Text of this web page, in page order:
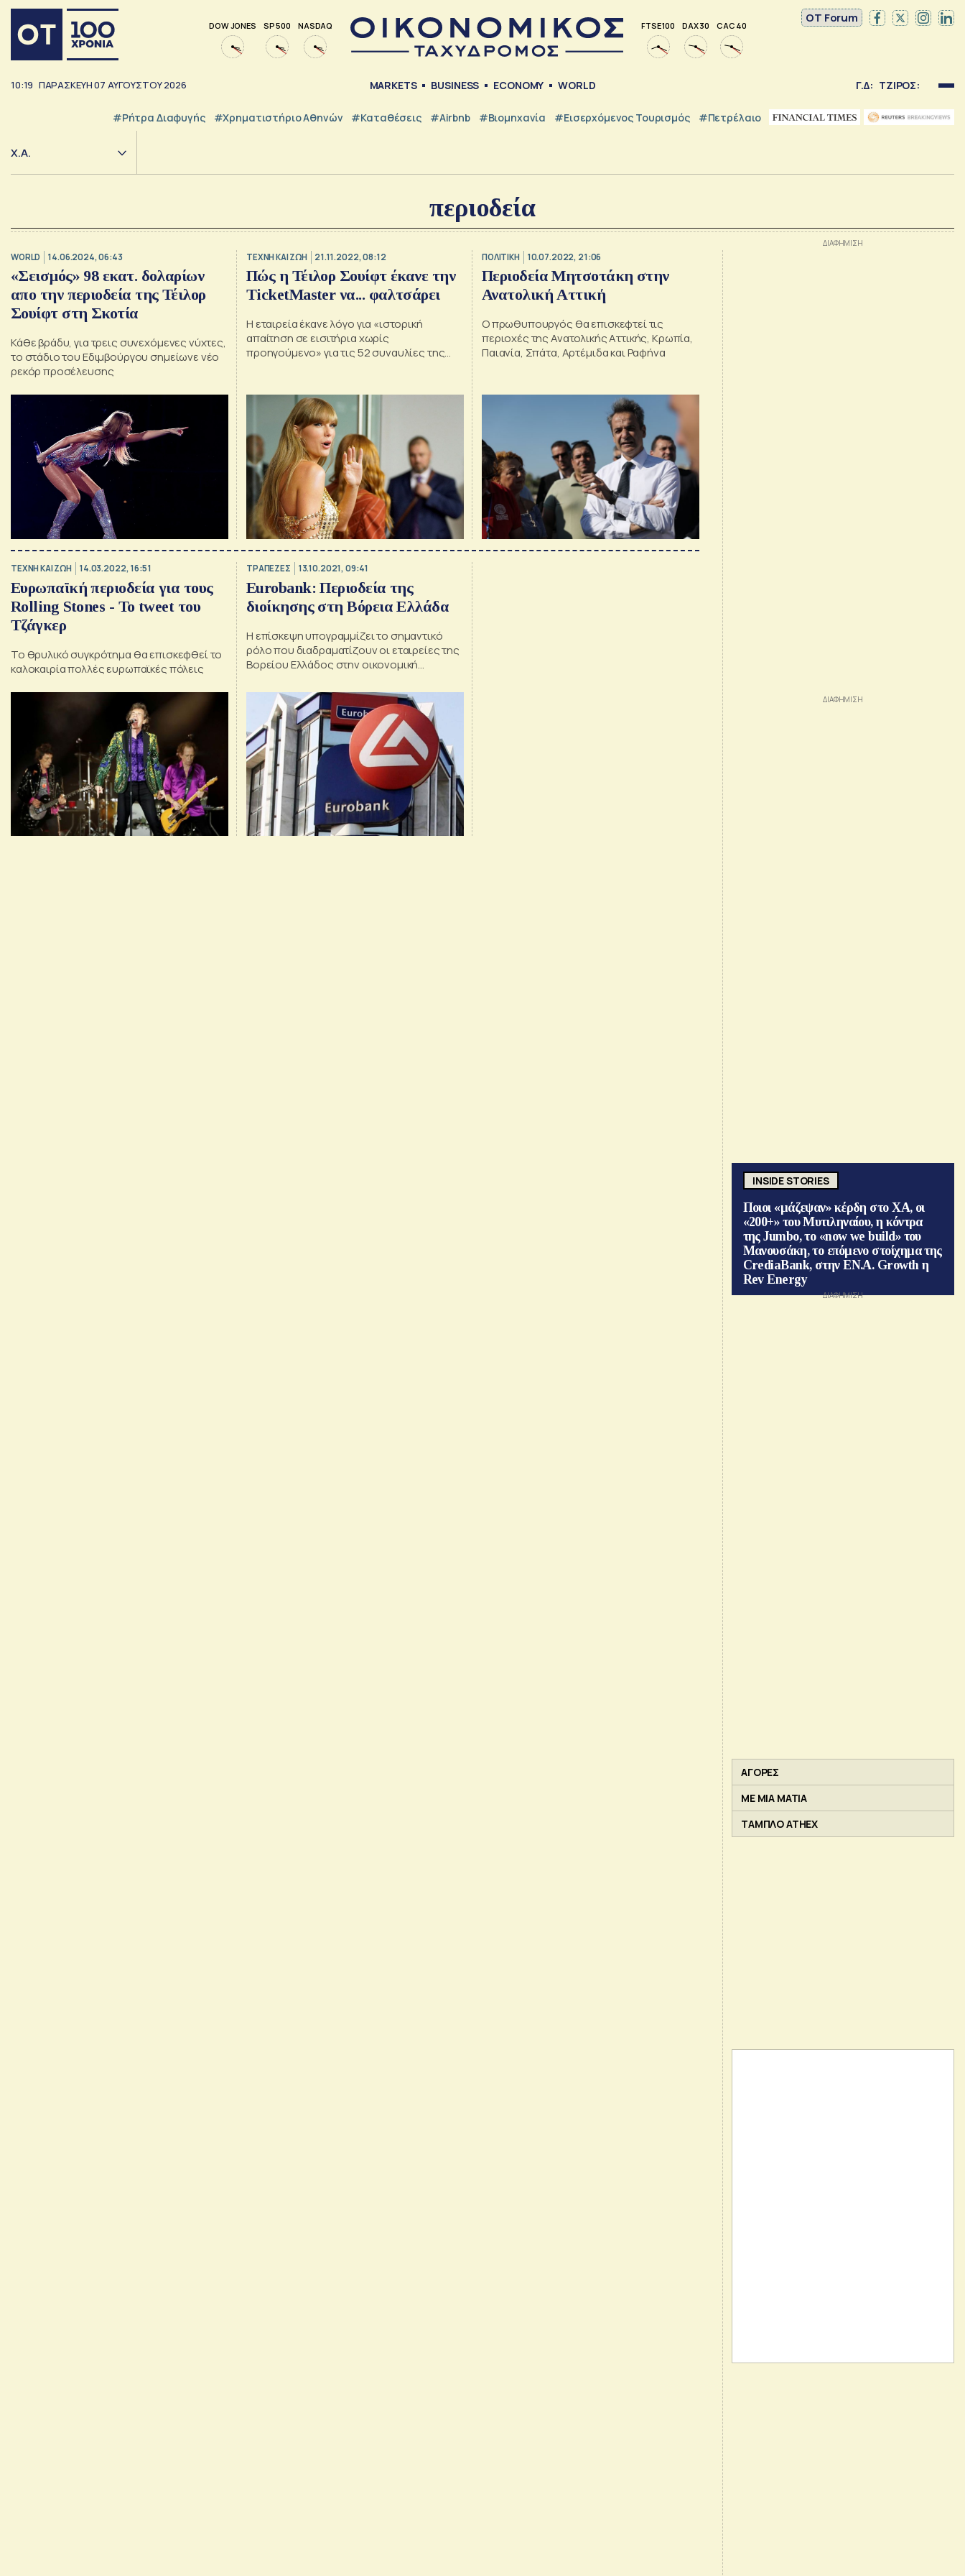
DOW JONES SP 500 NASDAQ FTSE 100 DAX 30 CAC 40
OT Forum
10:19 ΠΑΡΑΣΚΕΥΗ07 ΑΥΓΟΥΣΤΟΥ2026 MARKETS BUSINESS ECONOMY WORLD Γ.Δ: ΤΖΙΡΟΣ:
#ρήτρα Διαφυγής #Χρηματιστήριο Αθηνών #Καταθέσεις #Airbnb #Βιομηχανία #εισερχόμενος Τουρισμός #Πετρέλαιο
Χ.Α.
περιοδεία
WORLD 14.06.2024, 06:43
«Σεισμός» 98 εκατ. δολαρίων
απο την περιοδεία της Τέιλορ
Σουίφτ στη Σκοτία
Κάθε βράδυ, για τρεις συνεχόμενες νύχτες,
το στάδιο του Εδιμβούργου σημείωνε νέο
ρεκόρ προσέλευσης
TΕΧΝΗ ΚΑΙ ΖΩΗ 21.11.2022, 08:12
Πώς η Τέιλορ Σουίφτ έκανε την
TicketMaster να... φαλτσάρει
H εταιρεία έκανε λόγο για «ιστορική
απαίτηση σε εισιτήρια χωρίς
προηγούμενο» για τις 52 συναυλίες της
της
ΠΟΛΙΤΙΚΗ 10.07.2022, 21:06
Περιοδεία Μητσοτάκη στην
Ανατολική Αττική
Ο πρωθυπουργός θα επισκεφτεί τις
περιοχές της Ανατολικής Αττικής, Κρωπία,
Παιανία, Σπάτα, Αρτέμιδα και Ραφήνα
TΕΧΝΗ ΚΑΙ ΖΩΗ 14.03.2022, 16:51
Ευρωπαϊκή περιοδεία για τους
Rolling Stones - Το tweet του
Τζάγκερ
Το θρυλικό συγκρότημα θα επισκεφθεί το
καλοκαιρία πολλές ευρωπαϊκές πόλεις
ΤΡΑΠΕΖΕΣ 13.10.2021, 09:41
Eurobank: Περιοδεία της
διοίκησης στη Βόρεια Ελλάδα
Η επίσκεψη υπογραμμίζει το σημαντικό
ρόλο που διαδραματίζουν οι εταιρείες της
Βορείου Ελλάδος στην οικονομική
ανακοίνωση της τράπεζας
INSIDE STORIES
Ποιοι «μάζεψαν» κέρδη στο ΧΑ, οι
«200+» του Μυτιληναίου, η κόντρα
της Jumbo, το «now we build» του
Μανουσάκη, το επόμενο στοίχημα της
CrediaBank, στην ΕΝ.Α. Growth η
Rev Energy
ΑΓΟΡΕΣ
ΜΕ ΜΙΑ ΜΑΤΙΑ
ΤΑΜΠΛΟ ATHEX